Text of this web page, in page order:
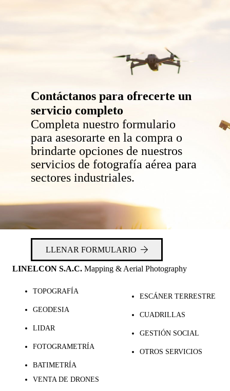
Contáctanos para ofrecerte un
servicio completo
Completa nuestro formulario
para asesorarte en la compra o
brindarte opciones de nuestros
servicios de fotografía aérea para
sectores industriales.
LLENAR FORMULARIO
LINELCON S.A.C. Mapping & Aerial Photography
TOPOGRAFÍA
GEODESIA
LIDAR
FOTOGRAMETRÍA
BATIMETRÍA
ESCÁNER TERRESTRE
CUADRILLAS
GESTIÓN SOCIAL
OTROS SERVICIOS
VENTA DE DRONES